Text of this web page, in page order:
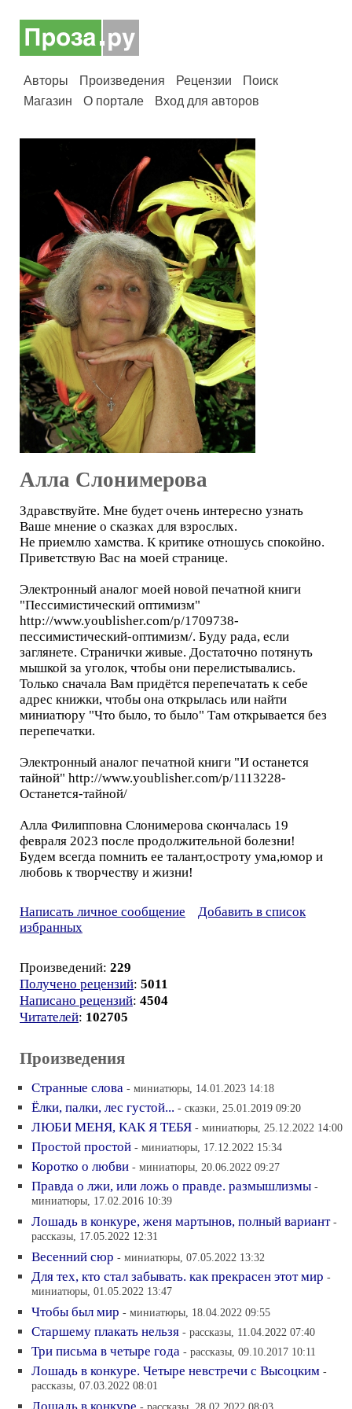
Авторы Произведения Рецензии
Поиск
Магазин
О портале Вход для авторов
Алла Слонимерова
Здравствуйте. Мне будет очень интересно узнать
Ваше мнение о сказках для взрослых.
Не приемлю хамства. К критике отношусь спокойно.
Приветствую Вас на моей странице.
Электронный аналог моей новой печатной книги
"Пессимистический оптимизм"
http://www.youblisher.com/p/1709738-
пессимистический-оптимизм/. Буду рада, если
заглянете. Странички живые. Достаточно потянуть
мышкой за уголок, чтобы они перелистывались.
Только сначала Вам придётся перепечатать к себе
адрес книжки, чтобы она открылась или найти
миниатюру "Что было, то было" Там открывается без
перепечатки.
Электронный аналог печатной книги "И останется
тайной" http://www.youblisher.com/p/1113228-
Останется-тайной/
Алла Филипповна Слонимерова скончалась 19
февраля 2023 после продолжительной болезни!
Будем всегда помнить ее талант,остроту ума,юмор и
любовь к творчеству и жизни!
Написать личное сообщение
Добавить в список
избранных
Произведений: 229
Получено рецензий: 5011
Написано рецензий: 4504
Читателей: 102705
Произведения
Странные слова - миниатюры, 14.01.2023 14:18
Ёлки, палки, лес густой... - сказки, 25.01.2019 09:20
ЛЮБИ МЕНЯ, КАК Я ТЕБЯ - миниатюры, 25.12.2022 14:00
Простой простой - миниатюры, 17.12.2022 15:34
Коротко о любви - миниатюры, 20.06.2022 09:27
Правда о лжи, или ложь о правде. размышлизмы -
миниатюры, 17.02.2016 10:39
Лошадь в конкуре, женя мартынов, полный вариант -
рассказы, 17.05.2022 12:31
Весенний сюр - миниатюры, 07.05.2022 13:32
Для тех, кто стал забывать. как прекрасен этот мир -
миниатюры, 01.05.2022 13:47
Чтобы был мир - миниатюры, 18.04.2022 09:55
Старшему плакать нельзя - рассказы, 11.04.2022 07:40
Три письма в четыре года - рассказы, 09.10.2017 10:11
Лошадь в конкуре. Четыре невстречи с Высоцким -
рассказы, 07.03.2022 08:01